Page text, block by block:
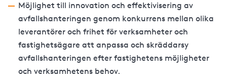
Möjlighet till innovation och effektivisering av
avfallshanteringen genom konkurrens mellan olika
leverantörer och frihet för verksamheter och
fastighetsägare att anpassa och skräddarsy
avfallshanteringen efter fastighetens möjligheter
och verksamhetens behov.